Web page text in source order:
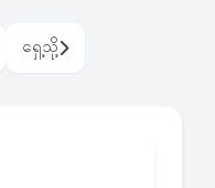
ရှေ့သို့